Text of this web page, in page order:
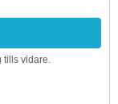
tills vidare.